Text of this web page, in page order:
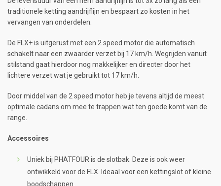
traditionele ketting aandrijflijn en bespaart zo kosten in het
vervangen van onderdelen.
De FLX+ is uitgerust met een 2 speed motor die automatisch
schakelt naar een zwaarder verzet bij 17 km/h. Wegrijden vanuit
stilstand gaat hierdoor nog makkelijker en directer door het
lichtere verzet wat je gebruikt tot 17 km/h.
Door middel van de 2 speed motor heb je tevens altijd de meest
optimale cadans om mee te trappen wat ten goede komt van de
range.
Accessoires
Uniek bij PHATFOUR is de slotbak. Deze is ook weer
ontwikkeld voor de FLX. Ideaal voor een kettingslot of kleine
boodschappen.